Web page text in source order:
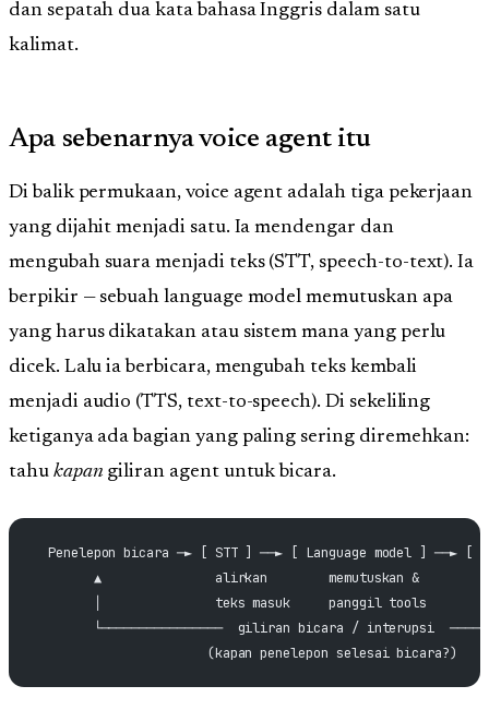
dan sepatah dua kata bahasa Inggris dalam satu
kalimat.
Apa sebenarnya voice agent itu
Di balik permukaan, voice agent adalah tiga pekerjaan
yang dijahit menjadi satu. Ia mendengar dan
mengubah suara menjadi teks (STT, speech-to-text). Ia
berpikir — sebuah language model memutuskan apa
yang harus dikatakan atau sistem mana yang perlu
dicek. Lalu ia berbicara, mengubah teks kembali
menjadi audio (TTS, text-to-speech). Di sekeliling
ketiganya ada bagian yang paling sering diremehkan:
tahu kapan giliran agent untuk bicara.
Penelepon bicara ─► [ STT ] ──► [ Language model ] ──► [
▲               alirkan        memutuskan &
│               teks masuk     panggil tools
└────────────────  giliran bicara / interupsi
                       (kapan penelepon selesai bicara?)